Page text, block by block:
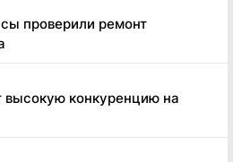
проверили ремонт
конкуренцию на